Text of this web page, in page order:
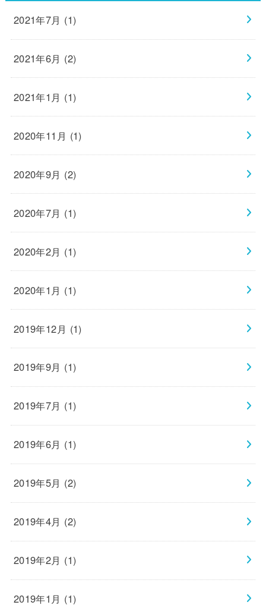
2021年7月 (1)
2021年6月 (2)
2021年1月 (1)
2020年11月 (1)
2020年9月 (2)
2020年7月 (1)
2020年2月 (1)
2020年1月 (1)
2019年12月 (1)
2019年9月 (1)
2019年7月 (1)
2019年6月 (1)
2019年5月 (2)
2019年4月 (2)
2019年2月 (1)
2019年1月 (1)